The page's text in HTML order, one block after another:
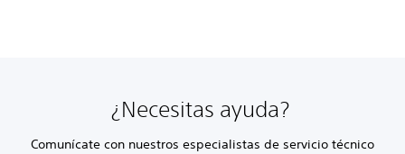
¿Necesitas ayuda?
Comunícate con nuestros especialistas de servicio técnico